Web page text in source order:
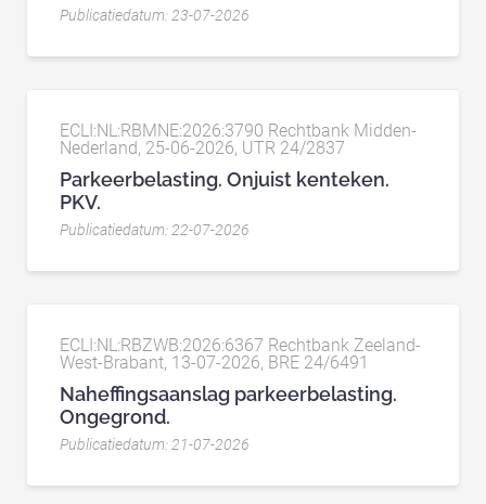
Publicatiedatum: 23-07-2026
ECLI:NL:RBMNE:2026:3790 Rechtbank Midden-
Nederland, 25-06-2026, UTR 24/2837
Parkeerbelasting. Onjuist kenteken.
PKV.
Publicatiedatum: 22-07-2026
ECLI:NL:RBZWB:2026:6367 Rechtbank Zeeland-
West-Brabant, 13-07-2026, BRE 24/6491
Naheffingsaanslag parkeerbelasting.
Ongegrond.
Publicatiedatum: 21-07-2026